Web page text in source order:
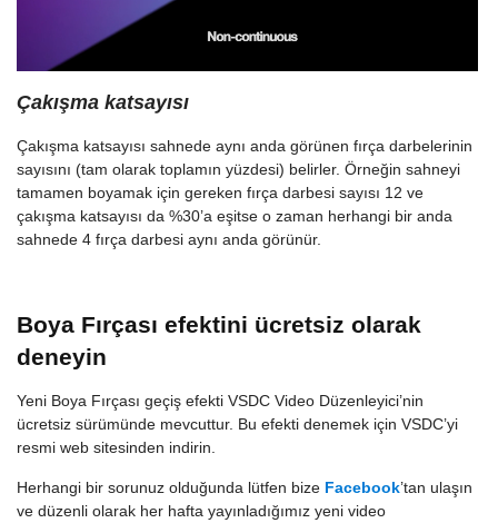
Çakışma katsayısı
Çakışma katsayısı sahnede aynı anda görünen fırça darbelerinin
sayısını (tam olarak toplamın yüzdesi) belirler. Örneğin sahneyi
tamamen boyamak için gereken fırça darbesi sayısı 12 ve
çakışma katsayısı da %30’a eşitse o zaman herhangi bir anda
sahnede 4 fırça darbesi aynı anda görünür.
Boya Fırçası efektini ücretsiz olarak
deneyin
Yeni Boya Fırçası geçiş efekti VSDC Video Düzenleyici’nin
ücretsiz sürümünde mevcuttur. Bu efekti denemek için VSDC’yi
resmi web sitesinden indirin.
Herhangi bir sorunuz olduğunda lütfen bize Facebook’tan ulaşın
ve düzenli olarak her hafta yayınladığımız yeni video